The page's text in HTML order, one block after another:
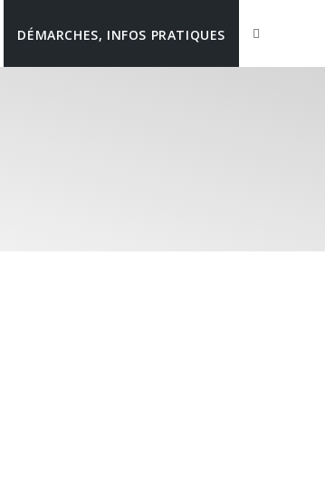
DÉMARCHES, INFOS PRATIQUES